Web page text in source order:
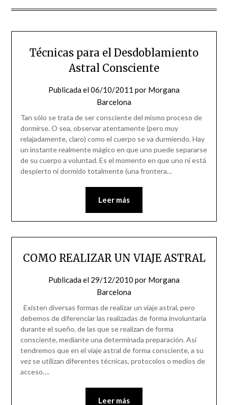
Técnicas para el Desdoblamiento
Astral Consciente
Publicada el06/10/2011 por Morgana
Barcelona
Tan sólo se trata de ser consciente del mismo proceso de
dormirse. O sea, observar atentamente (pero muy
relajadamente, claro) como el cuerpo se va durmiendo. Hay
un instante realmente mágico en que uno puede separarse
de su cuerpo a voluntad. Es el momento en que uno ni está
despierto ni dormido totalmente (una frontera…
Leer más
COMO REALIZAR UN VIAJE ASTRAL
Publicada el 29/12/2010 por Morgana
Barcelona
Existen diversas formas de realizar un viaje astral, pero
debemos de diferenciar las realizadas de forma involuntaria
durante el sueño, de las que se realizan de forma
consciente, mediante una determinada preparación. Así
tendremos que en el viaje astral de forma consciente, a su
vez se utilizan diferentes técnicas, protocolos o medios de
acceso….
Leer más